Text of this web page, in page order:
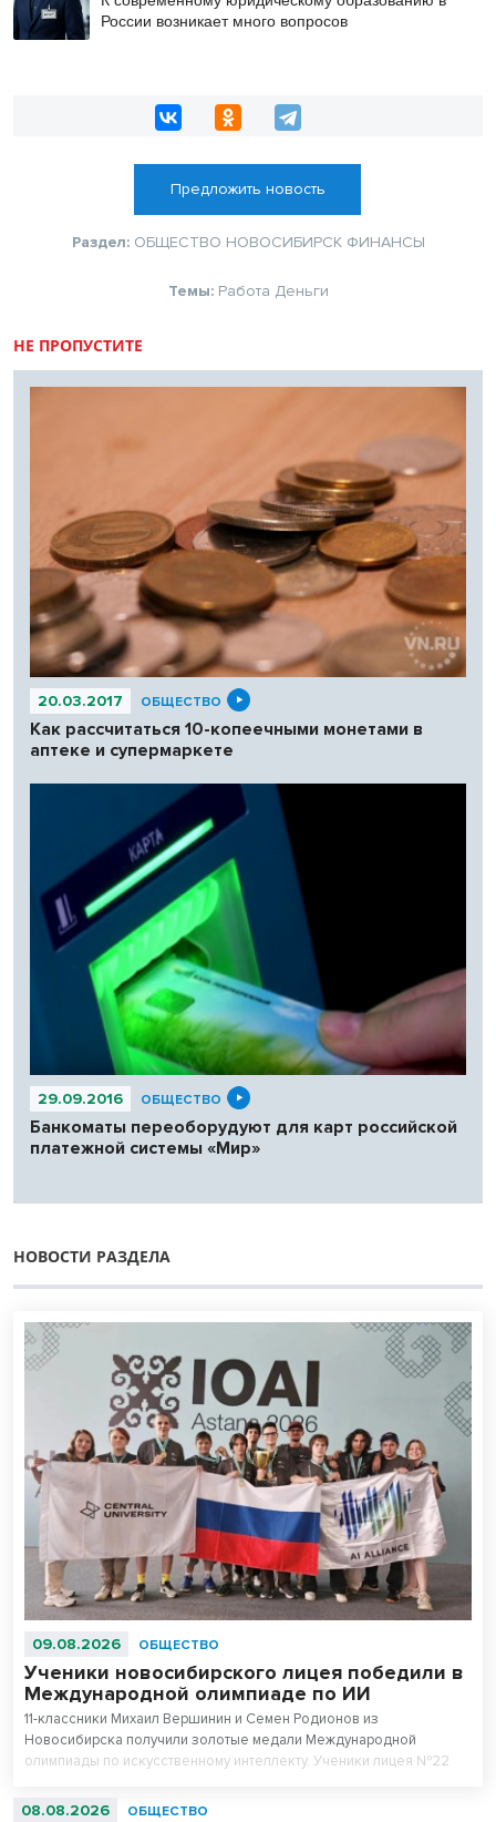
России возникает много вопросов
Предложить новость
Раздел: ОБЩЕСТВО НОВОСИБИРСК ФИНАНСЫ
Темы: Работа Деньги
НЕ ПРОПУСТИТЕ
20.03.2017 ОБЩЕСТВО
Как рассчитаться 10-копеечными монетами в
аптеке и супермаркете
29.09.2016 ОБЩЕСТВО
Банкоматы переоборудуют для карт российской
платежной системы «Мир»
НОВОСТИ РАЗДЕЛА
09.08.2026 ОБЩЕСТВО
Ученики новосибирского лицея победили в
Международной олимпиаде по ИИ
11-классники Михаил Вершинин и Семен Родионов из
Новосибирска получили золотые медали Международной
олимпиады по искусственному интеллекту. Ученики лицея №22
абсолютными чемпионами соревнований.
08.08.2026 ОБЩЕСТВО